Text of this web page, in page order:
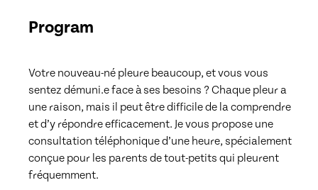
Program
Votre nouveau-né pleure beaucoup, et vous vous
sentez démuni.e face à ses besoins ? Chaque pleur a
une raison, mais il peut être difficile de la comprendre
et d’y répondre efficacement. Je vous propose une
consultation téléphonique d’une heure, spécialement
conçue pour les parents de tout-petits qui pleurent
fréquemment.